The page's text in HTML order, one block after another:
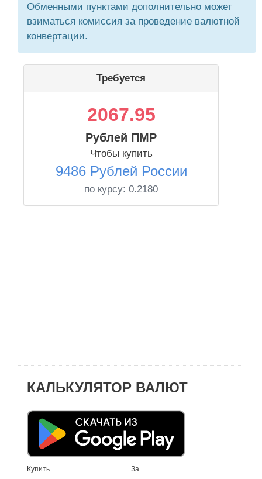
Обменными пунктами дополнительно может
взиматься комиссия за проведение валютной
конвертации.
Требуется
2067.95
Рублей ПМР
Чтобы купить
9486 Рублей России
по курсу: 0.2180
КАЛЬКУЛЯТОР ВАЛЮТ
Купить За